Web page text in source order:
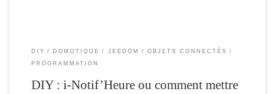
DIY DOMOTIQUE JEEDOM
OBJETS CONNECTÉS
PROGRAMMATION
DIY : i-Notif’Heure ou comment mettre